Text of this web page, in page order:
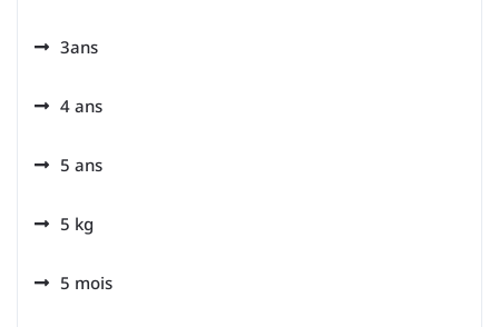
3ans
4 ans
5 ans
5 kg
5 mois